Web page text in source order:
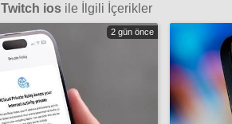
Twitch ios ile İlgili İçerikler
2 gün önce